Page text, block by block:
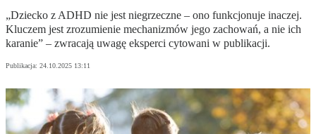
„Dziecko z ADHD nie jest niegrzeczne – ono funkcjonuje inaczej.
Kluczem jest zrozumienie mechanizmów jego zachowań, a nie ich
karanie” – zwracają uwagę eksperci cytowani w publikacji.
Publikacja: 24.10.2025 13:11